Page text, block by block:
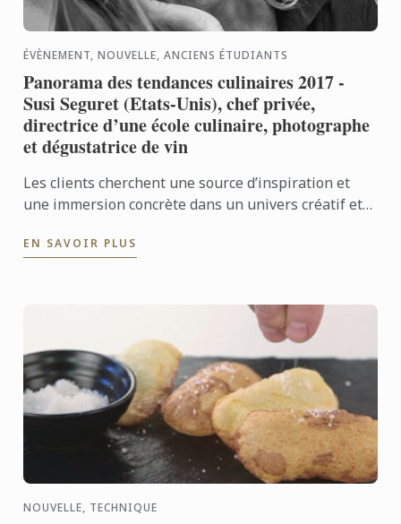
ÉVÈNEMENT, NOUVELLE, ANCIENS ÉTUDIANTS
Panorama des tendances culinaires 2017 -
Susi Seguret (Etats-Unis), chef privée,
directrice d’une école culinaire, photographe
et dégustatrice de vin
Les clients cherchent une source d’inspiration et
une immersion concrète dans un univers créatif et
dégustation ...
EN SAVOIR PLUS
NOUVELLE, TECHNIQUE